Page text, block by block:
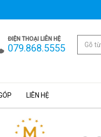
ĐIỆN THOẠI LIÊN HỆ
079.868.5555
LIÊN HỆ